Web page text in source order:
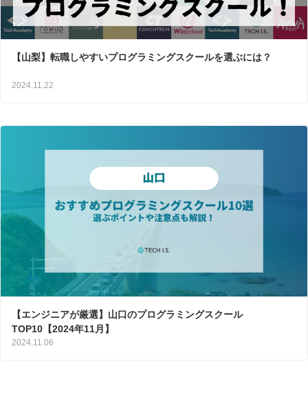
【山梨】転職しやすいプログラミングスクールを選ぶには？
2024.11.22
【エンジニアが厳選】山口のプログラミングスクール
TOP10【2024年11月】
2024.11.06